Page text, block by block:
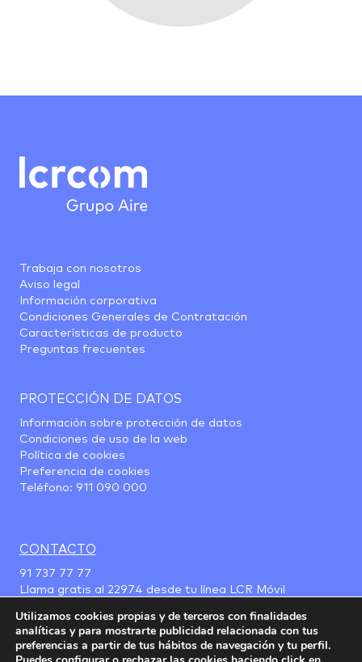
Trabaja con nosotros
Aviso legal
Información corporativa
Condiciones Generales de Contratación
Características de producto
Preguntas frecuentes
PROTECCIÓN DE DATOS
Información sobre protección de datos
Condiciones de uso de la web
Política de cookies
Preferencia de cookies
Teléfono: 911 090 000
CONTACTO
91 737 77 77
Llama gratis al 22974 desde tu línea LCR Móvil
Utilizamos cookies propias y de terceros con finalidades
analíticas y para mostrarte publicidad relacionada con tus
preferencias a partir de tus hábitos de navegación y tu perfil.